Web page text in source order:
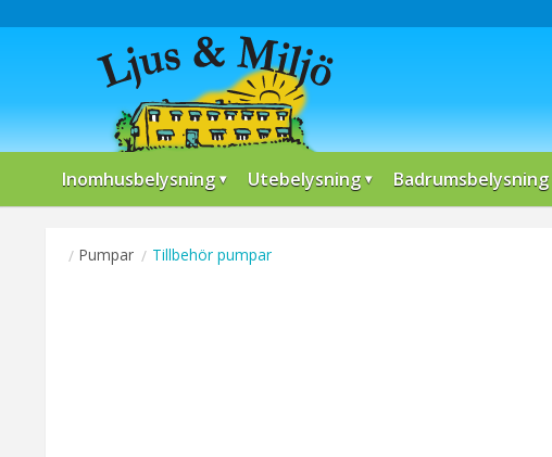
Inomhusbelysning Utebelysning Badrumsbelysning
Pumpar Tillbehör pumpar